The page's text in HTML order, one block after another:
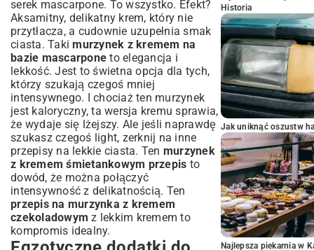
serek mascarpone. To wszystko. Efekt?
Aksamitny, delikatny krem, który nie
przytłacza, a cudownie uzupełnia smak
ciasta. Takimurzynek z kremem na
bazie mascarpone to elegancja i
lekkość. Jest to świetna opcja dla tych,
którzy szukają czegoś mniej
intensywnego. I chociaż ten murzynek
jest kaloryczny, ta wersja kremu sprawia,
że wydaje się lżejszy. Ale jeśli naprawdę
szukasz czegoś light, zerknij na inne
przepisy na lekkie ciasta. Ten murzynek
z kremem śmietankowym przepis to
dowód, że można połączyć
intensywność z delikatnością. Ten
przepis na murzynka z kremem
czekoladowym z lekkim kremem to
kompromis idealny.
Historia
Jak uniknąć oszustw
Najlepsza piekarnia w